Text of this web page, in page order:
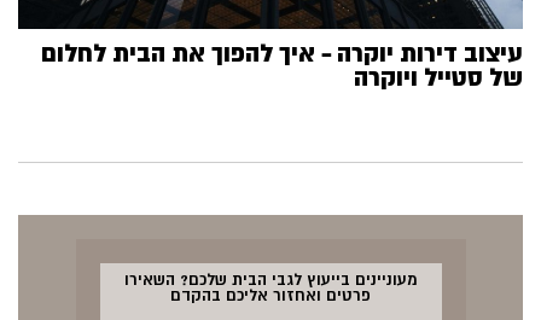
עיצוב דירות יוקרה – איך להפוך את הבית לחלום
של סטייל ויוקרה
מעוניינים בייעוץ לגבי הבית שלכם? השאירו
פרטים ואחזור אליכם בהקדם